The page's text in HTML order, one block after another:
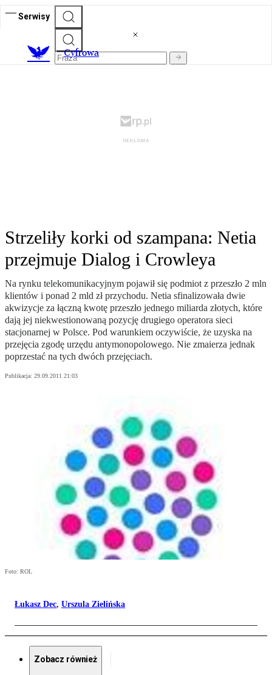
Serwisy
Cyfrowa
Strzeliły korki od szampana: Netia
przejmuje Dialog i Crowleya
Na rynku telekomunikacyjnym pojawił się podmiot z przeszło 2 mln
klientów i ponad 2 mld zł przychodu. Netia sfinalizowała dwie
akwizycje za łączną kwotę przeszło jednego miliarda złotych, które
dają jej niekwestionowaną pozycję drugiego operatora sieci
stacjonarnej w Polsce. Pod warunkiem oczywiście, że uzyska na
przejęcia zgodę urzędu antymonopolowego. Nie zmaierza jednak
poprzestać na tych dwóch przejęciach.
Publikacja: 29.09.2011 21:03
Foto: ROL
Łukasz Dec, Urszula Zielińska
Zobacz również